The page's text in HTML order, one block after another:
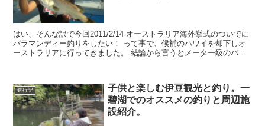
はい、そんな訳で今回2011/2/14 オーストラリア海外挙式のついでに
バラマンディー釣りをしたい！ って事で、候補のハワイを却下しオ
ーストラリアに行ってきました。 結論から言うとメーター級のバラ
釣行記
子供と楽しむ伊豆観光と釣り。一
碧湖でのオススメの釣りと周辺施
設紹介。